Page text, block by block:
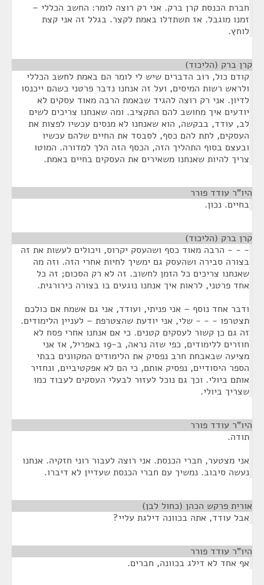
חברת הכנסת קרן ברק. אני רק רוצה לומר: החשב הכללי –
זמנו מוגבל. אז תשתדלו באמת לקצר. בגלל זה אני קצת
לוחץ.
קרן ברק (הליכוד)
קודם כול, רוב הדברים שיש לי לומר הם באמת לחשב הכללי
ולראש רשות המיסים, ועל זה אנחנו נדבר פרטני כשהם ייכנסו
לדיון. אני רק רוצה להגיד שבאמת הרבה מאוד עסקים לא
יודעים איך מחושב להם התקציב. ומה שאנחנו צריכים לשים
לב, עודד, בבקשה, הוא שאנחנו לא מנסים עכשיו לפצות את
העסקים, לתת להם כסף, לסבסד את החיים שלהם עכשיו
ובעצם בסוף התהליך הזה, הכסף הזה הלך למדורה. המוטו
צריך להיות שאנחנו משאירים את העסקים בחיים באמת.
היו"ר עודד פורר
בחיים. נכון.
קרן ברק (הליכוד)
- - - הרבה מאוד כסף ושהעסק יקרוס, ויכולים לעשות את זה
בצורה סבירה ושהעסק גם ימשיך לחיות אחרי הזה. וזה מה
שאנחנו צריכים כל הזמן לחשוב. זה לא רק הסכום; זה כל
אחד פרטני, לראות איך אנחנו נוגעים בו בצורה כירורגית.
ודבר אחד נוסף – אני פניתי, ועודד, אני גם אשמח אם כולכם
תצטרפו - - - שלי, אני יודעת שהצטרפת – לעניין הלימודים.
זה גם כן קשור לעסקים קטנים. כי אם אנחנו אחרי פסח לא
חוזרים ללימודים, כפי שזה נראה, ב-19 באפריל, אז אני
מציעה שבאבחת חרב נפסיק את הלימודים המקוונים בבתי
הספר היסודיים, נפסיק אותם, כי הם לא אפקטיביים, ונחזיר
אותם ביולי. וכך גם נוכל לעזור לבעלי העסקים לעבוד כמו
שצריך ביולי.
היו"ר עודד פורר
תודה.
אני מצטער, חברי הכנסת. אני רוצה לעבור רוני חזקיה. אנחנו
נעשה סיבוב. נמשיך עם חברי הכנסת שעדיין לא דיברו.
אורית פרקש הכהן (כחול לבן)
אבל עודד, אתה בכוונה דילגת עליי?
היו"ר עודד פורר
אף אחד לא דילג בכוונה, חברים.